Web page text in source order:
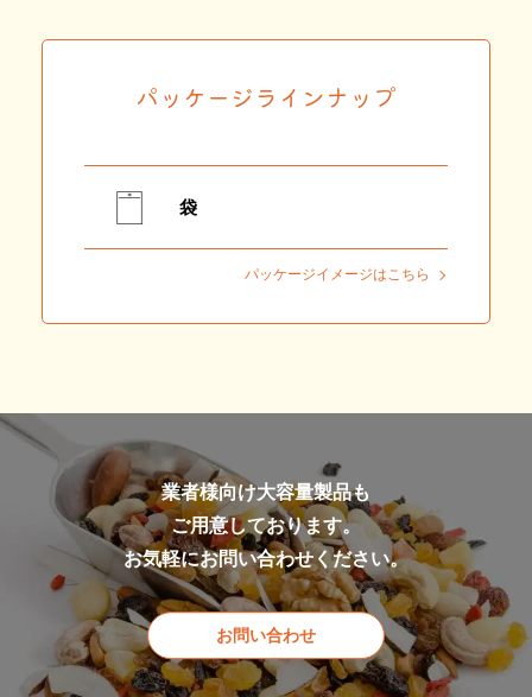
パッケージラインナップ
袋
パッケージイメージはこちら
業者様向け大容量製品も
ご用意しております。
お気軽にお問い合わせください。
お問い合わせ